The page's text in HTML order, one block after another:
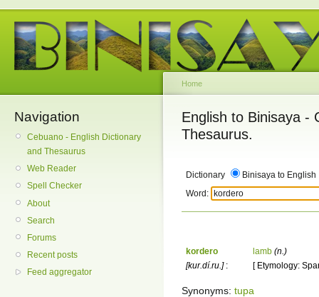
Navigation
Cebuano - English Dictionary
and Thesaurus
Web Reader
Spell Checker
About
Search
Forums
Recent posts
Feed aggregator
Home
English to Binisaya -
Thesaurus.
Dictionary
Binisaya to English
Word:
kordero
[kur.dí.ru.]:
lamb (n.)
[ Etymology:
Synonyms: tupa